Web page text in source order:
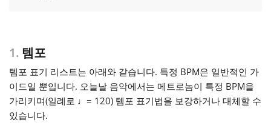
Italiano
1. 템포
템포 표기 리스트는 아래와 같습니다. 특정 BPM은 일반적인 가
이드일 뿐입니다. 오늘날 음악에서는 메트로놈이 특정 BPM을
가리키며(일례로 ♩= 120) 템포 표기법을 보강하거나 대체할 수
있습니다.